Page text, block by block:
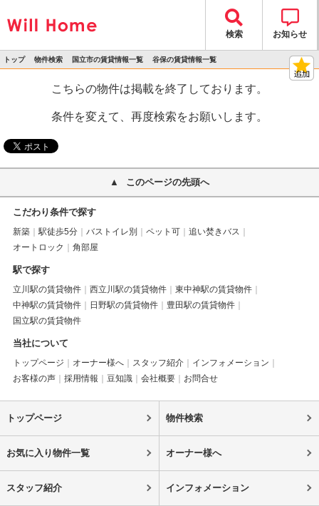
検索 お知らせ
トップ 物件検索 国立市の賃貸情報一覧 谷保の賃貸情報一覧
こちらの物件は掲載を終了しております。
条件を変えて、再度検索をお願いします。
このページの先頭へ
こだわり条件で探す
新築 駅徒歩5分 バストイレ別 ペット可
追い焚きバス
オートロック
角部屋
駅で探す
立川駅の賃貸物件 西立川駅の賃貸物件
東中神駅の賃貸物件
中神駅の賃貸物件
日野駅の賃貸物件
豊田駅の賃貸物件
国立駅の賃貸物件
当社について
トップページ オーナー様へ スタッフ紹介
インフォメーション
お客様の声
採用情報 豆知識 会社概要 お問合せ
トップページ 物件検索
お気に入り物件一覧 オーナー様へ
スタッフ紹介 インフォメーション